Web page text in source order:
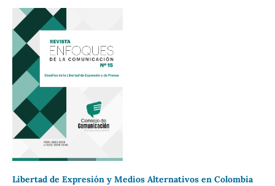
Libertad de Expresión y Medios Alternativos en Colombia